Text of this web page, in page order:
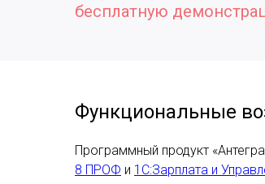
бесплатную
Функциональные
Программный продукт
8 ПРОФ и 1С:Зарплата и